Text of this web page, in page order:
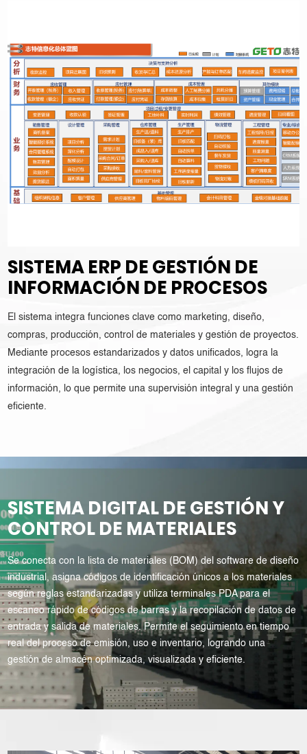
SISTEMA ERP DE GESTIÓN DE
INFORMACIÓN DE PROCESOS
El sistema integra funciones clave como marketing, diseño,
compras, producción, control de materiales y gestión de proyectos.
Mediante procesos estandarizados y datos unificados, logra la
integración de la logística, los negocios, el capital y los flujos de
información, lo que permite una supervisión integral y una gestión
eficiente.
SISTEMA DIGITAL DE GESTIÓN Y
CONTROL DE MATERIALES
Se conecta con la lista de materiales (BOM) del software de diseño
industrial, asigna códigos de identificación únicos a los materiales
según reglas estandarizadas y utiliza terminales PDA para el
escaneo rápido de códigos de barras y la recopilación de datos de
entrada y salida de materiales. Permite el seguimiento en tiempo
real del proceso de emisión, uso e inventario, logrando una
gestión de almacén optimizada, visualizada y eficiente.